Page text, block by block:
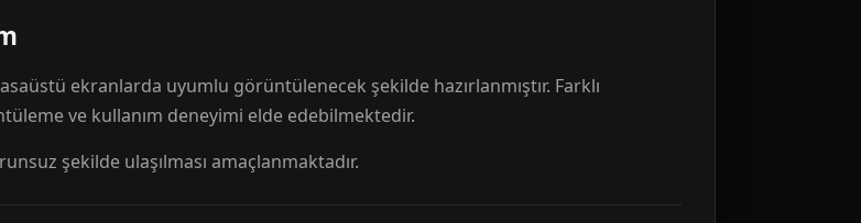
ekranlarda uyumlu görüntülenecek şekilde hazırlanmıştır. Farklı
ve kullanım deneyimi elde edebilmektedir.
şekilde ulaşılması amaçlanmaktadır.